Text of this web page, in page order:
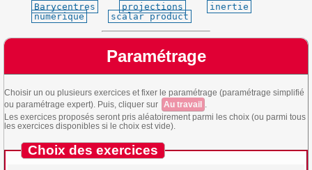
Barycentres
projections
inertie
numerique
scalar product
Paramétrage
Choisir un ou plusieurs exercices et fixer le paramétrage (paramétrage simplifié
ou paramétrage expert). Puis, cliquer sur
Au travail
Les exercices proposés seront pris aléatoirement parmi les choix (ou parmi tous
les exercices disponibles si le choix est vide).
Choix des exercices